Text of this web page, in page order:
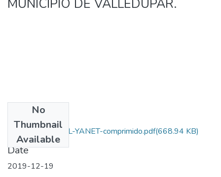
MUNICIPIO DE VALLEDUPAR.
No
Thumbnail
Available
PROYECTO FINAL-YANET-comprimido.pdf(668.94 KB)
Date
2019-12-19